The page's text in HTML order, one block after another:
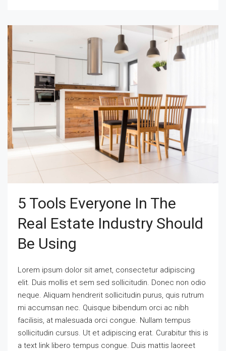
5 Tools Everyone In The
Real Estate Industry Should
Be Using
Lorem ipsum dolor sit amet, consectetur adipiscing
elit. Duis mollis et sem sed sollicitudin. Donec non odio
neque. Aliquam hendrerit sollicitudin purus, quis rutrum
mi accumsan nec. Quisque bibendum orci ac nibh
facilisis, at malesuada orci congue. Nullam tempus
sollicitudin cursus. Ut et adipiscing erat. Curabitur this is
a text link libero tempus congue. Duis mattis laoreet